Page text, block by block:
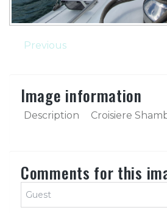
Previous
Image information
Description Croisiere
Comments for this